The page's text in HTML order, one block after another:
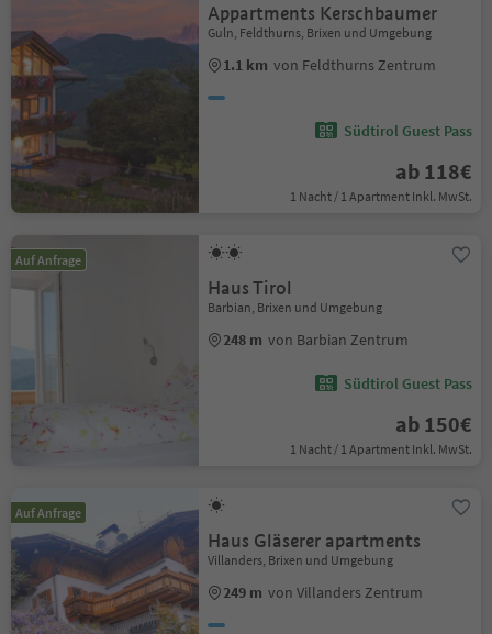
Appartments Kerschbaumer
Guln, Feldthurns, Brixen und Umgebung
1.1 km von Feldthurns Zentrum
Südtirol Guest Pass
ab 118€
1 Nacht / 1 Apartment Inkl. MwSt.
Auf Anfrage
Haus Tirol
Barbian, Brixen und Umgebung
248 m von Barbian Zentrum
Südtirol Guest Pass
ab 150€
1 Nacht / 1 Apartment Inkl. MwSt.
Auf Anfrage
Haus Gläserer apartments
Villanders, Brixen und Umgebung
249 m von Villanders Zentrum